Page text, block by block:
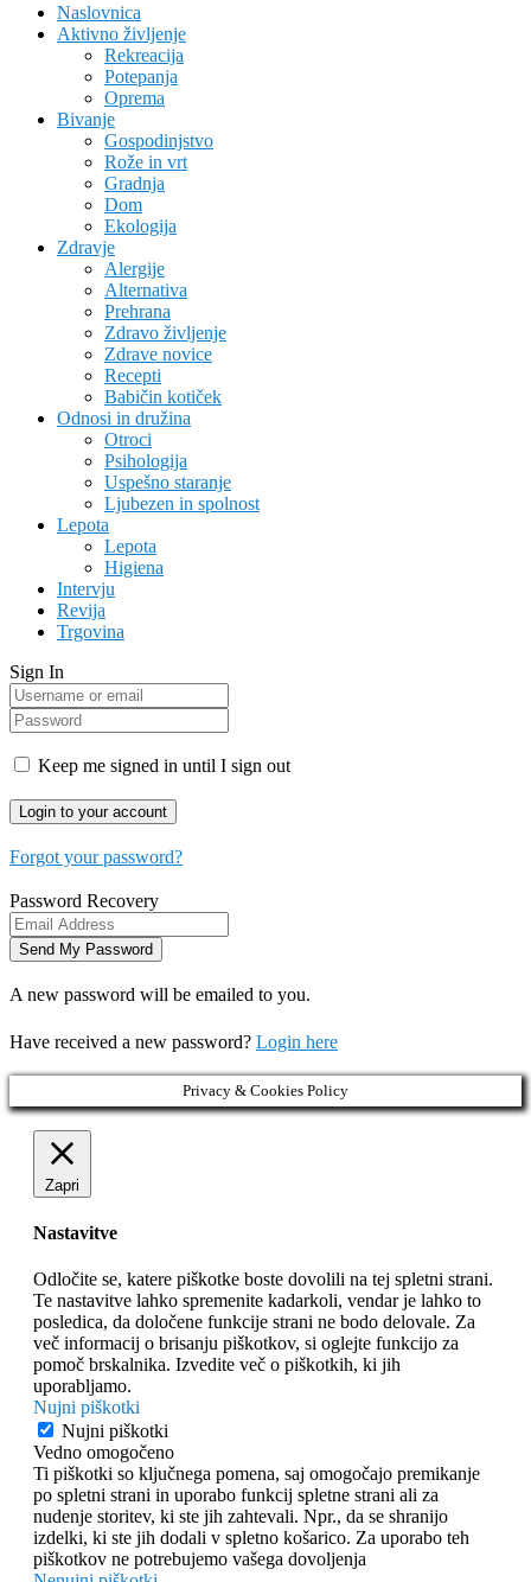
Naslovnica
Aktivno življenje
Rekreacija
Potepanja
Oprema
Bivanje
Gospodinjstvo
Rože in vrt
Gradnja
Dom
Ekologija
Zdravje
Alergije
Alternativa
Prehrana
Zdravo življenje
Zdrave novice
Recepti
Babičin kotiček
Odnosi in družina
Otroci
Psihologija
Uspešno staranje
Ljubezen in spolnost
Lepota
Lepota
Higiena
Intervju
Revija
Trgovina
Sign In
Keep me signed in until I sign out
Forgot your password?
Password Recovery
A new password will be emailed to you.
Have received a new password? Login here
Privacy & Cookies Policy
Zapri
Nastavitve
Odločite se, katere piškotke boste dovolili na tej spletni strani.
Te nastavitve lahko spremenite kadarkoli, vendar je lahko to
posledica, da določene funkcije strani ne bodo delovale. Za
več informacij o brisanju piškotkov, si oglejte funkcijo za
pomoč brskalnika. Izvedite več o piškotkih, ki jih
uporabljamo.
Nujni piškotki
Nujni piškotki
Vedno omogočeno
Ti piškotki so ključnega pomena, saj omogočajo premikanje
po spletni strani in uporabo funkcij spletne strani ali za
nudenje storitev, ki ste jih zahtevali. Npr., da se shranijo
izdelki, ki ste jih dodali v spletno košarico. Za uporabo teh
piškotkov ne potrebujemo vašega dovoljenja